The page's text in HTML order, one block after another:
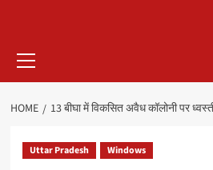
Menu
HOME 13 बीघा में विकसित अवैध कॉलोनी पर
Uttar Pradesh Windows